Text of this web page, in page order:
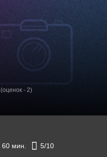
(оценок - 2)
60 мин. 5/10